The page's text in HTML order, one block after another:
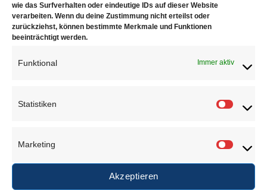
wie das Surfverhalten oder eindeutige IDs auf dieser Website
verarbeiten. Wenn du deine Zustimmung nicht erteilst oder
zurückziehst, können bestimmte Merkmale und Funktionen
beeinträchtigt werden.
Funktional Immer aktiv
Statistiken
Marketing
Akzeptieren
Hitzebeständig bis 1300°C
Asbestfrei
Material: Skamolex